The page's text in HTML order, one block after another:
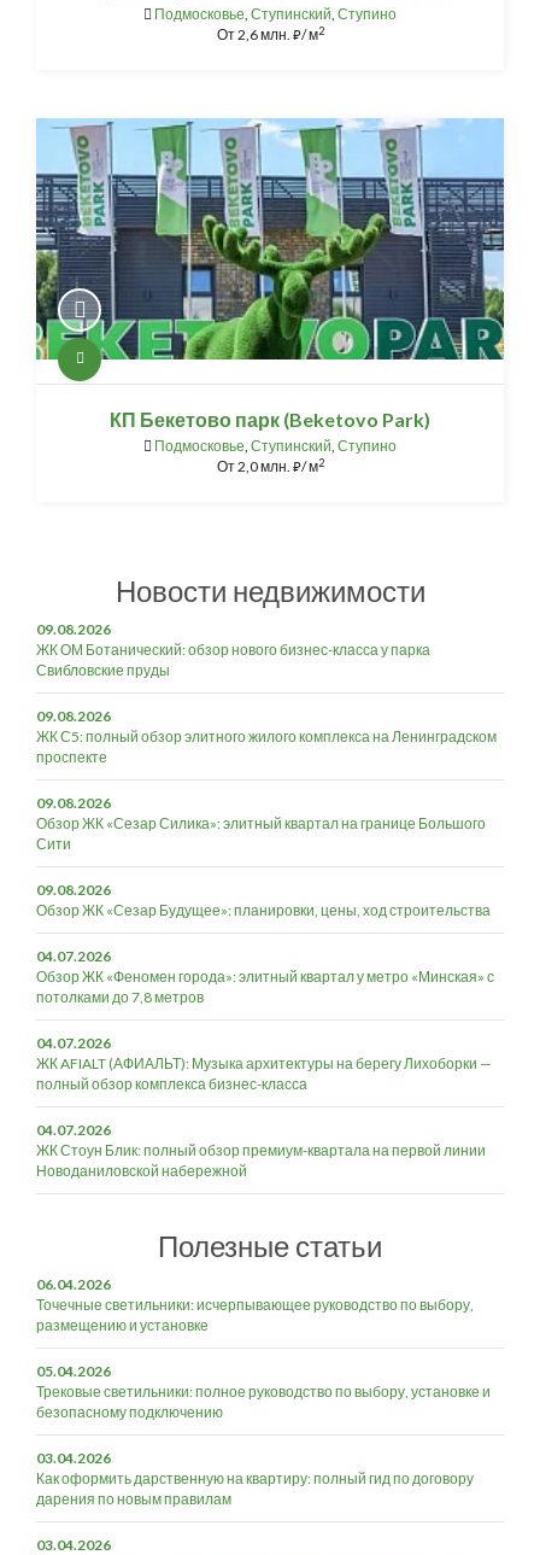
Подмосковье, Ступинский, Ступино
От2,6 млн. ⃏/ м2
КП Бекетово парк (Beketovo Park)
Подмосковье, Ступинский, Ступино
От2,0 млн. ⃏/ м2
Новости недвижимости
09.08.2026
ЖК ОМ Ботанический: обзор нового бизнес-класса у парка
Свибловские пруды
09.08.2026
ЖК С5: полный обзор элитного жилого комплекса на Ленинградском
проспекте
09.08.2026
Обзор ЖК «Сезар Силика»: элитный квартал на границе Большого
Сити
09.08.2026
Обзор ЖК «Сезар Будущее»: планировки, цены, ход строительства
04.07.2026
Обзор ЖК «Феномен города»: элитный квартал у метро «Минская» с
потолками до 7,8 метров
04.07.2026
ЖК AFIALT (АФИАЛЬТ): Музыка архитектуры на берегу Лихоборки —
полный обзор комплекса бизнес-класса
04.07.2026
ЖК Стоун Блик: полный обзор премиум-квартала на первой линии
Новоданиловской набережной
Полезные статьи
06.04.2026
Точечные светильники: исчерпывающее руководство по выбору,
размещению и установке
05.04.2026
Трековые светильники: полное руководство по выбору, установке и
безопасному подключению
03.04.2026
Как оформить дарственную на квартиру: полный гид по договору
дарения по новым правилам
03.04.2026